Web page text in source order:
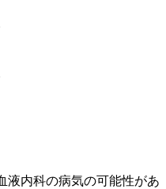
液内科の病気の可能性があ